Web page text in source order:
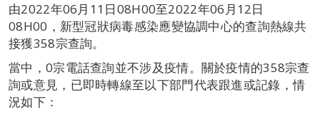
由2022年06月11日08H00至2022年06月12日
08H00，新型冠狀病毒感染應變協調中心的查詢熱線共
接獲358宗查詢。
當中，0宗電話查詢並不涉及疫情。關於疫情的358宗查
詢或意見，已即時轉線至以下部門代表跟進或記錄，情
況如下：